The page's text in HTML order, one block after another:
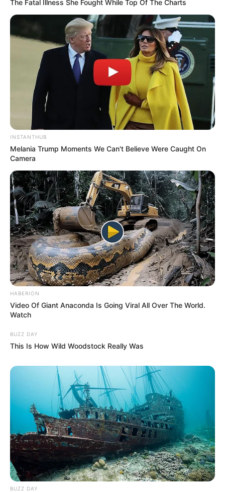
The Fatal Illness She Fought While Top Of The Charts
INSTANTHUB
Melania Trump Moments We Can't Believe Were Caught On
Camera
HABERION
Video Of Giant Anaconda Is Going Viral All Over The World.
Watch
BUZZ DAY
This Is How Wild Woodstock Really Was
BUZZ DAY